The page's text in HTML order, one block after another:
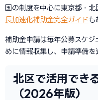
国の制度を中心に東京都・
長加速化補助金完全ガイドも
補助金申請は毎年公募スケジ
めに情報収集し、申請準備を
北区で活用でき
（2026年版）